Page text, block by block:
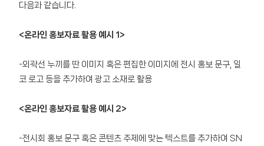
다음과 같습니다.
<온라인 홍보자료 활용 예시 1>
-외곽선 누끼를 딴 이미지 혹은 편집한 이미지에 전시 홍보 문구, 일
코 로고 등을 추가하여 광고 소재로 활용
<온라인 홍보자료 활용 예시 2>
-전시회 홍보 문구 혹은 콘텐츠 주제에 맞는 텍스트를 추가하여 SN